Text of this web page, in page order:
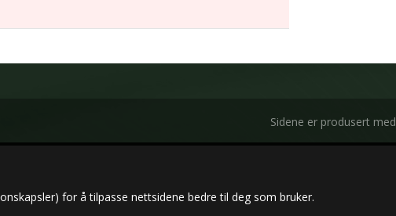
Sidene er produsert med
for å tilpasse nettsidene bedre til deg som bruker.